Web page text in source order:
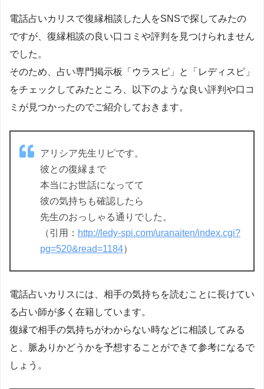
電話占いカリスで復縁相談した人をSNSで探してみたの
ですが、復縁相談の良い口コミや評判を見つけられません
でした。
そのため、占い専門掲示板「ウラスピ」と「レディスピ」
をチェックしてみたところ、以下のような良い評判や口コ
ミが見つかったのでご紹介しておきます。
アリシア先生リピです。
彼との復縁まで
本当にお世話になってて
彼の気持ちも確認したら
先生のおっしゃる通りでした。
（引用： http://ledy-spi.com/uranaiten/index.cgi?
pg=520&read=1184）
電話占いカリスには、相手の気持ちを読むことに長けてい
る占い師が多く在籍しています。
復縁で相手の気持ちがわからない時などに相談してみる
と、脈ありかどうかを予想することができて参考になるで
しょう。